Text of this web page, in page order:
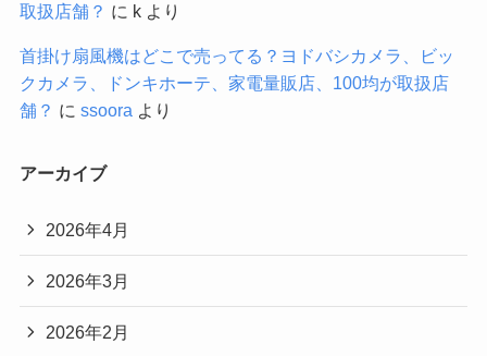
取扱店舗？ に kより
首掛け扇風機はどこで売ってる？ヨドバシカメラ、ビッ
クカメラ、ドンキホーテ、家電量販店、100均が取扱店
舗？ に ssoora より
アーカイブ
2026年4月
2026年3月
2026年2月